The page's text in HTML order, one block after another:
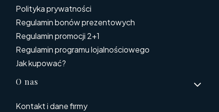
Polityka prywatności
Regulamin bonów prezentowych
Regulamin promocji 2+1
Regulamin programu lojalnościowego
Jak kupować?
O nas
Kontakt i dane firmy